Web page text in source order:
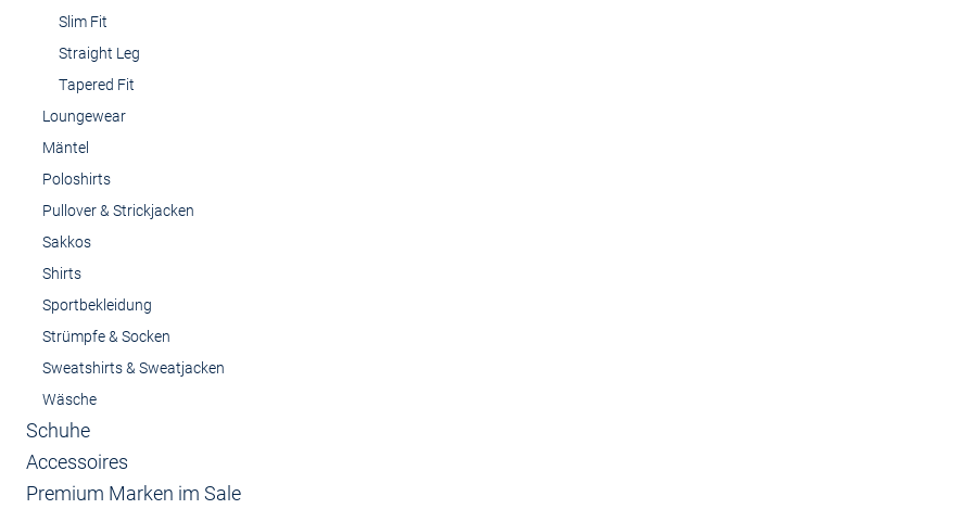
Slim Fit
Straight Leg
Tapered Fit
Loungewear
Mäntel
Poloshirts
Pullover & Strickjacken
Sakkos
Shirts
Sportbekleidung
Strümpfe & Socken
Sweatshirts & Sweatjacken
Wäsche
Schuhe
Accessoires
Premium Marken im Sale